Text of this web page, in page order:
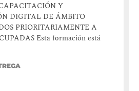
Y
DIGITAL DE ÁMBITO
PRIORITARIAMENTE A
Esta formación está